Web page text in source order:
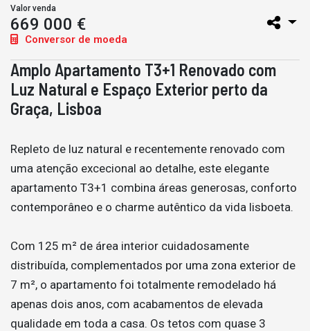
Valor venda
669 000 €
Conversor de moeda
Amplo Apartamento T3+1 Renovado com
Luz Natural e Espaço Exterior perto da
Graça, Lisboa
Repleto de luz natural e recentemente renovado com
uma atenção excecional ao detalhe, este elegante
apartamento T3+1 combina áreas generosas, conforto
contemporâneo e o charme autêntico da vida lisboeta.
Com 125 m² de área interior cuidadosamente
distribuída, complementados por uma zona exterior de
7 m², o apartamento foi totalmente remodelado há
apenas dois anos, com acabamentos de elevada
qualidade em toda a casa. Os tetos com quase 3